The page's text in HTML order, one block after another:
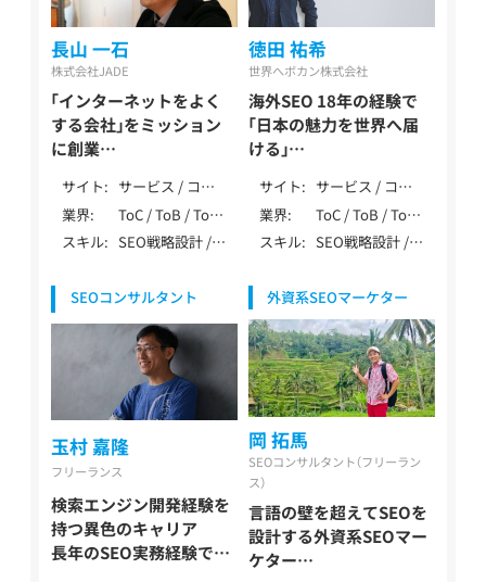
長山 一石
株式会社JADE
「インターネットをよく
する会社」をミッション
に創業
が多いSEO業界で正しい
SEOを
長山一石 / Nagayama
サイト
サービス / コー
ポレート / ロー
カル / メディア /
アフィリエイト /
DB /
SPA/SSR/SSG /
その他（特殊な仕
様）
業界
ToC / ToB / ToC
ToB
スキル
SEO戦略設計 /
YMYL対応 / 特殊
サイト対応 / デ
ータ分析（GA4・
Search Console）
/ AI活用 / 広告 /
その他（特殊業
以上
徳田 祐希
世界へボカン株式会社
海外SEO 18年の経験で
「日本の魅力を世界へ届
ける」
化したデジタルマーケテ
ィング
徳田 祐希 / Tokuda Yuki
サイト
サービス / コー
ポレート / ロー
カル / メディア /
EC / ポータル・
業界
ToC / ToB / ToC
ToB / マーケティ
ング・IT・テクノ
ンフラ（自動車・
機械・エネルギー
等） / 健康食品・
ウォーターサー
バー / レンタル /
医療・健康・病院・
クリニック / 教
ル / 旅行・観光・
庫 / エンタメ・メ
ディア / 士業（弁
護士・税理士・行
スキル
SEO戦略設計 /
ツSEO / 記事作
成 / 外部SEO /
DB・大規模SEO /
データ分析
（GA4・Search
Console） / SEO
支援 / 上場企業
年以上
SEOコンサルタント
玉村 嘉隆
フリーランス
検索エンジン開発経験を
持つ異色のキャリア
長年のSEO実務経験でプ
外資系SEOマーケター
岡 拓馬
SEOコンサルタント（フリーラン
ス）
言語の壁を超えてSEOを
設計する外資系SEOマー
ケター